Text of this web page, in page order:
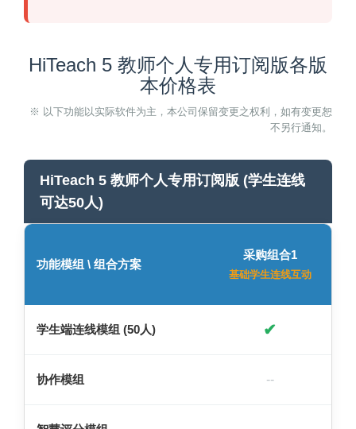
HiTeach 5 教师个人专用订阅版各版
本价格表
※ 以下功能以实际软件为主，本公司保留变更之权利，如有变更恕
不另行通知。
HiTeach 5 教师个人专用订阅版 (学生连线
可达50人)
功能模组 \ 组合方案
采购组合1
基础学生连线互动
学生端连线模组 (50人) ✔
协作模组 --